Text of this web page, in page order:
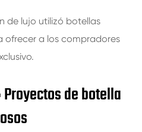
de lujo utilizó botellas
ofrecer a los compradores
de botella